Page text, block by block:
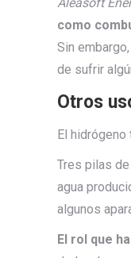
como
Sin
de sufrir
Otros
El
Tres pilas
agua
algunos
El rol que